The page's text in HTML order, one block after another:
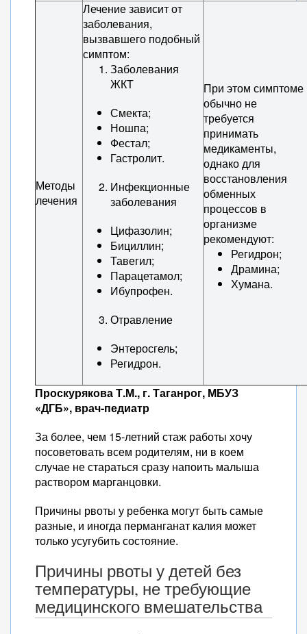
Методы
лечения
Лечение зависит от
заболевания,
вызвавшего подобный
симптом:
Заболевания
ЖКТ
Смекта;
Ношпа;
Фестал;
Гастролит.
Инфекционные
заболевания
Цифазолин;
Бициллин;
Тавегил;
Парацетамол;
Ибупрофен.
Отравление
Энтеросгель;
Регидрон.
При этом симптоме
обычно не
требуется
принимать
медикаменты,
однако для
восстановления
обменных
процессов в
организме
рекомендуют:
Регидрон;
Драмина;
Хумана.
Проскурякова Т.М., г. Таганрог, МБУЗ
«ДГБ», врач-педиатр
За более, чем 15-летний стаж работы хочу
посоветовать всем родителям, ни в коем
случае не стараться сразу напоить малыша
раствором марганцовки.
Причины рвоты у ребенка могут быть самые
разные, и иногда перманганат калия может
только усугубить состояние.
Причины рвоты у детей без
температуры, не требующие
медицинского вмешательства